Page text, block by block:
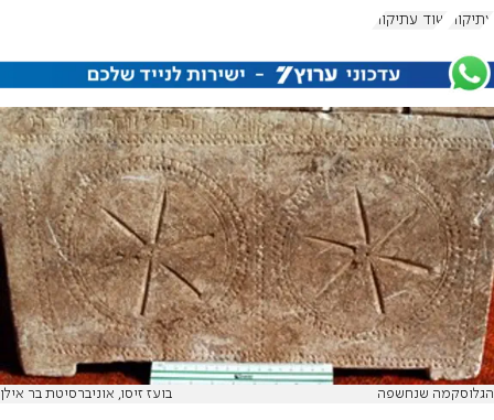
עתיקות שוד עתיקות
הגלוסקמה שנחשפה בועז זיסו, אוניברסיטת בר אילן